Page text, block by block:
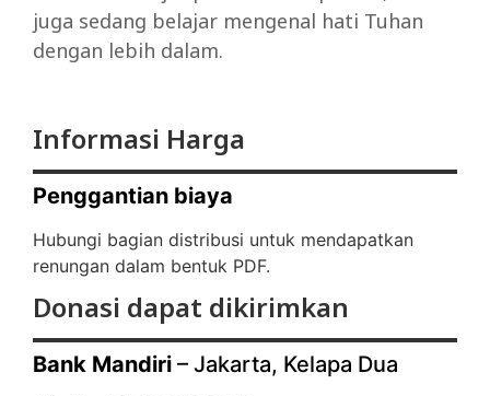
juga sedang belajar mengenal hati Tuhan
dengan lebih dalam.
Informasi Harga
Penggantian biaya
Hubungi bagian distribusi untuk mendapatkan
renungan dalam bentuk PDF.
Donasi dapat dikirimkan
Bank Mandiri – Jakarta, Kelapa Dua